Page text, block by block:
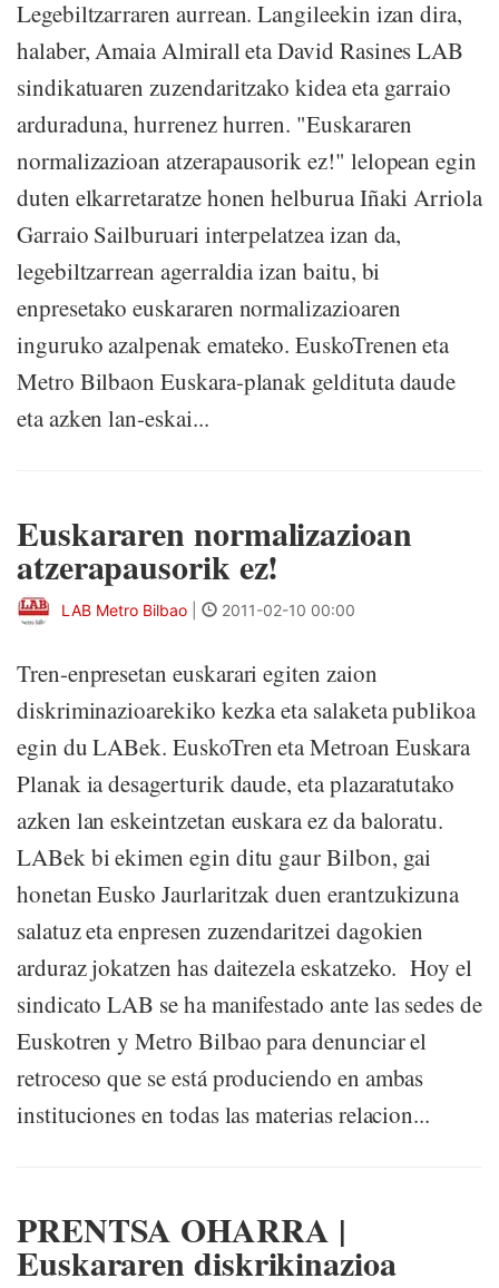
Legebiltzarraren aurrean. Langileekin izan dira,
halaber, Amaia Almirall eta David Rasines LAB
sindikatuaren zuzendaritzako kidea eta garraio
arduraduna, hurrenez hurren. "Euskararen
normalizazioan atzerapausorik ez!" lelopean egin
duten elkarretaratze honen helburua Iñaki Arriola
Garraio Sailburuari interpelatzea izan da,
legebiltzarrean agerraldia izan baitu, bi
enpresetako euskararen normalizazioaren
inguruko azalpenak emateko. EuskoTrenen eta
Metro Bilbaon Euskara-planak geldituta daude
eta azken lan-eskai...
Euskararen normalizazioan
atzerapausorik ez!
LAB Metro Bilbao 2011-02-10 00:00
Tren-enpresetan euskarari egiten zaion
diskriminazioarekiko kezka eta salaketa publikoa
egin du LABek. EuskoTren eta Metroan Euskara
Planak ia desagerturik daude, eta plazaratutako
azken lan eskeintzetan euskara ez da baloratu.
LABek bi ekimen egin ditu gaur Bilbon, gai
honetan Eusko Jaurlaritzak duen erantzukizuna
salatuz eta enpresen zuzendaritzei dagokien
arduraz jokatzen has daitezela eskatzeko. Hoy el
sindicato LAB se ha manifestado ante las sedes de
Euskotren y Metro Bilbao para denunciar el
retroceso que se está produciendo en ambas
instituciones en todas las materias relacion...
PRENTSA OHARRA |
Euskararen diskrikinazioa